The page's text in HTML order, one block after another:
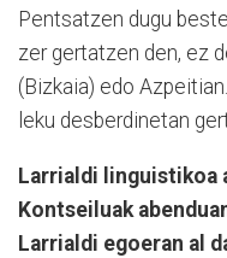
Pentsatzen dugu
zer gertatzen den, ez
(Bizkaia) edo
leku desberdinetan
Larrialdi linguistikoa
Kontseiluak
Larrialdi egoeran al